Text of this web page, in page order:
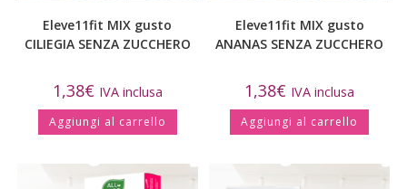
Eleve11fit MIX gusto
CILIEGIA SENZA ZUCCHERO
1,38€ IVA inclusa
Aggiungi al carrello
Eleve11fit MIX gusto
ANANAS SENZA ZUCCHERO
1,38€ IVA inclusa
Aggiungi al carrello